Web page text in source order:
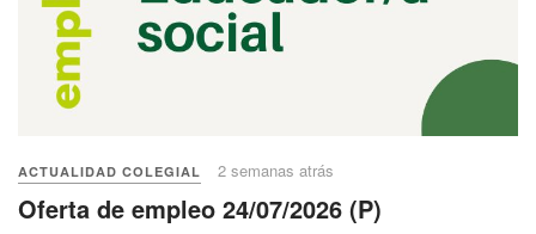
ACTUALIDAD COLEGIAL 2 semanas atrás
Oferta de empleo 24/07/2026 (P)